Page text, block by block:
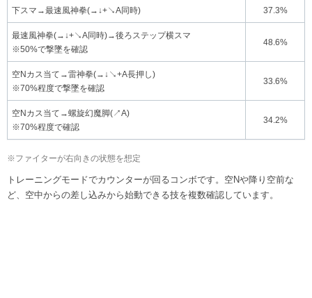
下スマ→最速風神拳(→↓+↘A同時) 37.3%
最速風神拳(→↓+↘A同時)→後ろステップ横スマ
※50%で撃墜を確認
48.6%
空Nカス当て→雷神拳(→↓↘+A長押し)
※70%程度で撃墜を確認
33.6%
空Nカス当て→螺旋幻魔脚(↗A)
※70%程度で確認
34.2%
※ファイターが右向きの状態を想定
トレーニングモードでカウンターが回るコンボです。空Nや降り空前な
ど、空中からの差し込みから始動できる技を複数確認しています。